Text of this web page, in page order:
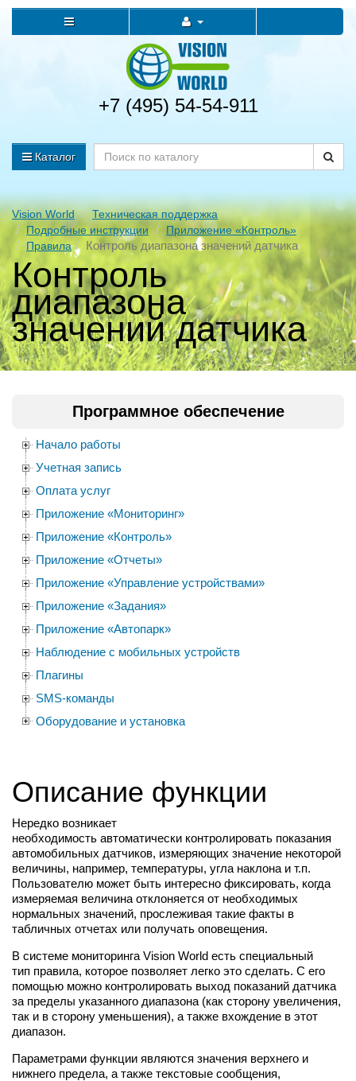
+7 (495) 54-54-911
Каталог
Vision World
Техническая поддержка
Подробные инструкции
Приложение «Контроль»
Правила
Контроль диапазона значений датчика
Контроль
диапазона
значений датчика
Программное обеспечение
Начало работы
Учетная запись
Оплата услуг
Приложение «Мониторинг»
Приложение «Контроль»
Приложение «Отчеты»
Приложение «Управление устройствами»
Приложение «Задания»
Приложение «Автопарк»
Наблюдение с мобильных устройств
Плагины
SMS-команды
Оборудование и установка
Описание функции
Нередко возникает
необходимость автоматически контролировать показания
автомобильных датчиков, измеряющих значение некоторой
величины, например, температуры, угла наклона и т.п.
Пользователю может быть интересно фиксировать, когда
измеряемая величина отклоняется от необходимых
нормальных значений, прослеживая такие факты в
табличных отчетах или получать оповещения.
В системе мониторинга Vision World есть специальный
тип правила, которое позволяет легко это сделать. С его
помощью можно контролировать выход показаний датчика
за пределы указанного диапазона (как сторону увеличения,
так и в сторону уменьшения), а также вхождение в этот
диапазон.
Параметрами функции являются значения верхнего и
нижнего предела, а также текстовые сообщения,